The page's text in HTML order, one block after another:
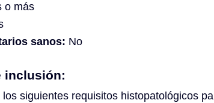
o más
sanos: No
inclusión:
siguientes requisitos histopatológicos